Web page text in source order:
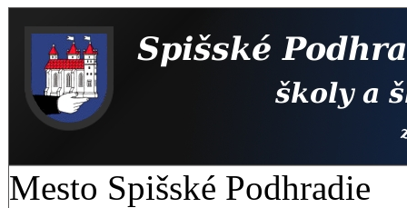
Mesto Spišské Podhradie